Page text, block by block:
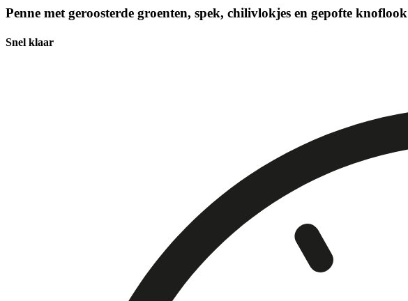
Penne met geroosterde groenten, spek, chilivlokjes en gepofte knoflook
Snel klaar